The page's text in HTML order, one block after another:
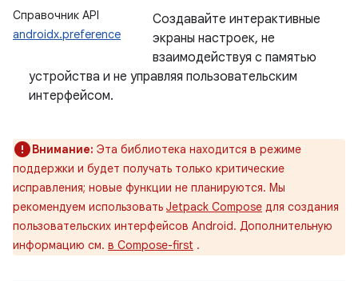
Справочник API
androidx.preference
Создавайте интерактивные
экраны настроек, не
взаимодействуя с памятью
устройства и не управляя пользовательским
интерфейсом.
Внимание: Эта библиотека находится в режиме
поддержки и будет получать только критические
исправления; новые функции не планируются. Мы
рекомендуем использовать Jetpack Compose для создания
пользовательских интерфейсов Android. Дополнительную
информацию см. в Compose-first .